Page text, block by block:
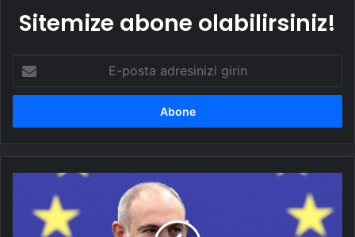
Sitemize abone olabilirsiniz!
posta
adresinizi
Ermenistan'da
üyelik
sürecini